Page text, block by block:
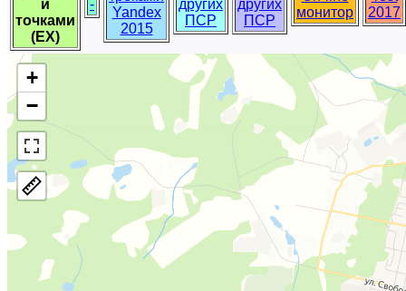
и
точками
(EX)
-
Yandex
2015
других
ПСР
других
ПСР
монитор
2017
+
−